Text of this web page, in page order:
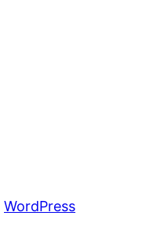
WordPress